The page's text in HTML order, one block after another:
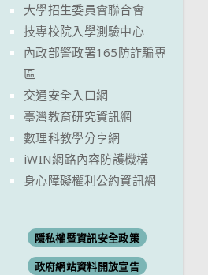
大學招生委員會聯合會
技專校院入學測驗中心
內政部警政署165防詐騙專
區
交通安全入口網
臺灣教育研究資訊網
數理科教學分享網
iWIN網路內容防護機構
身心障礙權利公約資訊網
隱私權暨資訊安全政策
政府網站資料開放宣告